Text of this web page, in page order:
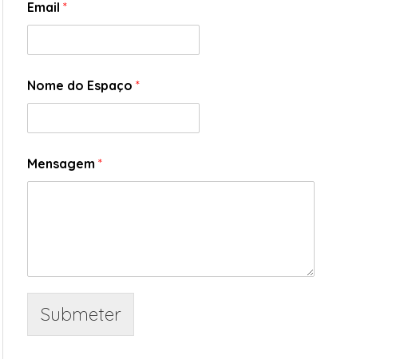
Email *
Nome do Espaço *
Mensagem *
Submeter